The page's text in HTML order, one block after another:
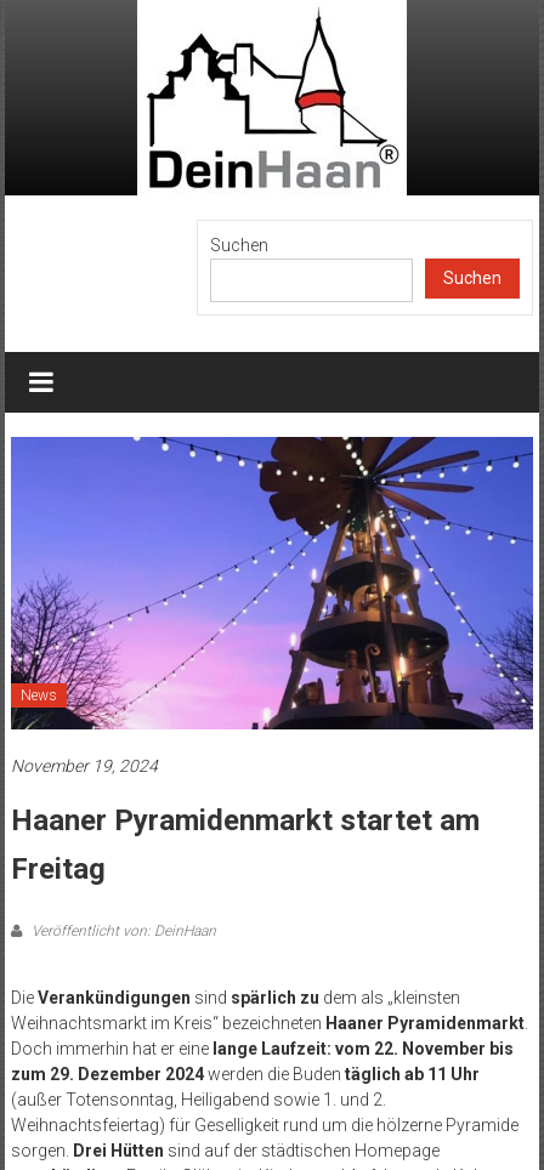
Suchen
Suchen
News
November 19, 2024
Haaner Pyramidenmarkt startet am
Freitag
Veröffentlicht von: DeinHaan
DieVerankündigungen sind spärlich zu dem als „kleinsten
Weihnachtsmarkt im Kreis“ bezeichneten Haaner Pyramidenmarkt.
Doch immerhin hat er eine lange Laufzeit: vom 22. November bis
zum 29. Dezember 2024werden die Buden täglich ab 11 Uhr
(außer Totensonntag, Heiligabend sowie 1. und 2.
Weihnachtsfeiertag) für Geselligkeit rund um die hölzerne Pyramide
sorgen.
Drei Hütten sind auf der städtischen Homepage